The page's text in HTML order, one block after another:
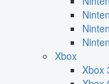
Xbox
Xbox